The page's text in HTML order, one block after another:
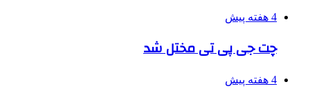
4 هفته پیش
چت جی پی تی مختل شد
4 هفته پیش